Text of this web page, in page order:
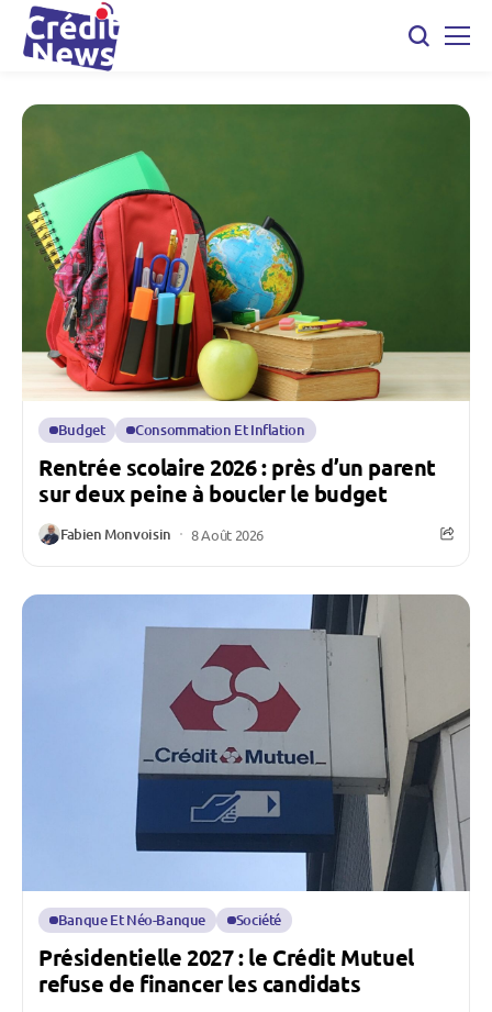
Budget Consommation Et Inflation
Rentrée scolaire 2026 : près d’un parent
sur deux peine à boucler le budget
Fabien Monvoisin 8 Août 2026
Banque Et Néo-Banque Société
Présidentielle 2027 : le Crédit Mutuel
refuse de financer les candidats